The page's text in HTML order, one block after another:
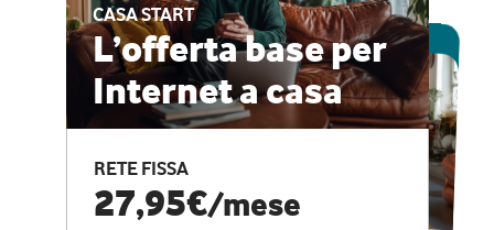
CASA START
L’offerta base per
Internet a casa
RETE FISSA
27,95€/mese
ESCLUSIVA ONLINE
CASA PRO
Internet veloce e
vantaggi speciali